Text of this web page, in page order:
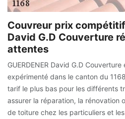
Couvreur prix compétitif
David G.D Couverture
attentes
GUERDENER David G.D
expérimenté dans le canton du
tarif le plus bas pour les différents
assurer la réparation, la rénovation
de toiture chez les particuliers et